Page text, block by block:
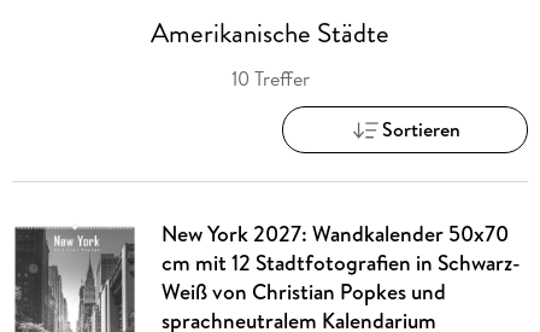
Amerikanische Städte
10 Treffer
Sortieren
New York 2027: Wandkalender 50x70
cm mit 12 Stadtfotografien in Schwarz-
Weiß von Christian Popkes und
sprachneutralem Kalendarium